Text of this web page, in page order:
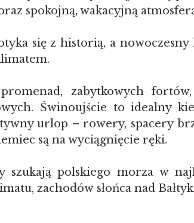
spokojną, wakacyjną
się z historią, a
zabytkowych
Świnoujście to idealny
urlop – rowery, spacery
są na wyciągnięcie ręki.
polskiego morza w
zachodów słońca nad